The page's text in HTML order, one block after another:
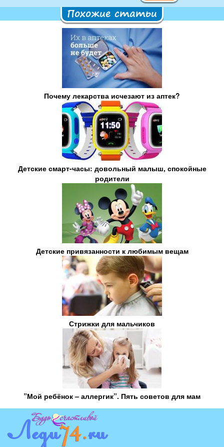
Похожие статьи
Почему лекарства исчезают из аптек?
Детские смарт-часы: довольный малыш, спокойные
родители
Детские привязанности к любимым вещам
Стрижки для мальчиков
”Мой ребёнок – аллергик”. Пять советов для мам